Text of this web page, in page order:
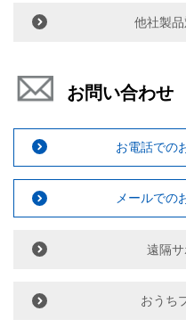
他社製
お問い合わせ
お電話での
メールでの
遠隔サ
おうち